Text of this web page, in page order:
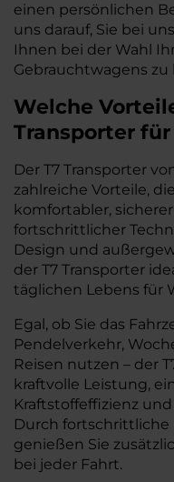
einen persönlichen
uns darauf, Sie bei
Ihnen bei der Wahl
Gebrauchtwagens zu
Welche
Transporter für
Der T7 Transporter
zahlreiche Vorteile,
komfortabler,
fortschrittlicher
Design und
der T7 Transporter
täglichen Lebens für
Egal, ob Sie das
Pendelverkehr,
Reisen nutzen – der
kraftvolle Leistung,
Kraftstoffeffizienz
Durch fortschrittliche
genießen Sie
bei jeder Fahrt.